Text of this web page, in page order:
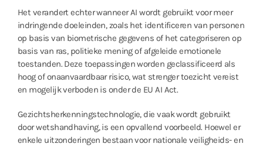
Het verandert echter wanneer AI wordt gebruikt voor meer
indringende doeleinden, zoals het identificeren van personen
op basis van biometrische gegevens of het categoriseren op
basis van ras, politieke mening of afgeleide emotionele
toestanden. Deze toepassingen worden geclassificeerd als
hoog of onaanvaardbaar risico, wat strenger toezicht vereist
en mogelijk verboden is onder de EU AI Act.
Gezichtsherkenningstechnologie, die vaak wordt gebruikt
door wetshandhaving, is een opvallend voorbeeld. Hoewel er
enkele uitzonderingen bestaan ​​voor nationale veiligheids- en